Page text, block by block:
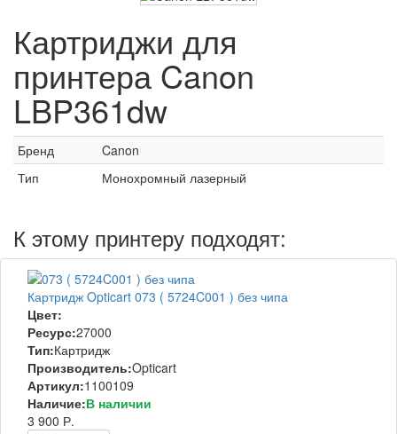
Картриджи для
принтера Canon
LBP361dw
Бренд
Canon
Тип
Монохромный лазерный
К этому принтеру подходят:
Картридж Opticart 073 ( 5724C001 ) без чипа
Цвет:
Ресурс:27000
Тип:Картридж
Производитель:Opticart
Артикул:1100109
Наличие:В наличии
3 900 Р.